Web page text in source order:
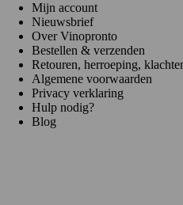
Mijn account
Nieuwsbrief
Over Vinopronto
Bestellen & verzenden
Retouren, herroeping,
Algemene voorwaarden
Privacy verklaring
Hulp nodig?
Blog